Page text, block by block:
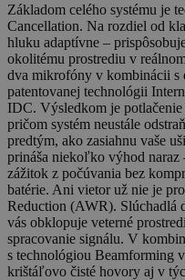
Základom celého systému je
Cancellation. Na rozdiel od
hluku adaptívne –
okolitému prostrediu v
dva mikrofóny v kombinácii
patentovanej technológii
IDC. Výsledkom je
pričom systém neustále
predtým, ako zasiahnu vaše
prináša niekoľko výhod naraz
zážitok z počúvania bez
batérie. Ani vietor už nie je
Reduction (AWR). Slúchadlá
vás obklopuje veterné
spracovanie signálu. V
s technológiou Beamforming
krištáľovo čisté hovory aj v